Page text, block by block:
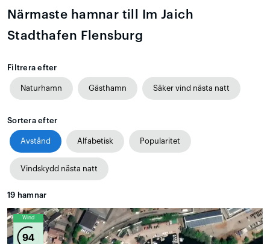
Närmaste hamnar till Im Jaich
Stadthafen Flensburg
Filtrera efter
Naturhamn Gästhamn Säker vind nästa natt
Sortera efter
Avstånd Alfabetisk Popularitet
Vindskydd nästa natt
19 hamnar
Wind
94